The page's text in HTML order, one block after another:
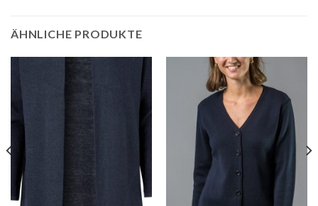
ÄHNLICHE PRODUKTE